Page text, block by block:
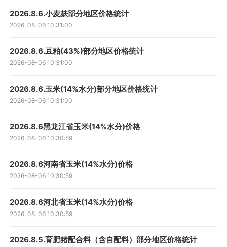
2026.8.6.小麦麸部分地区价格统计
2026-08-06 10:31:00
2026.8.6.豆粕(43%)部分地区价格统计
2026-08-06 10:31:00
2026.8.6.玉米(14%水分)部分地区价格统计
2026-08-06 10:31:00
2026.8.6黑龙江省玉米(14%水分)价格
2026-08-06 10:30:59
2026.8.6河南省玉米(14%水分)价格
2026-08-06 10:30:59
2026.8.6河北省玉米(14%水分)价格
2026-08-06 10:30:59
2026.8.5.育肥猪配合料（含自配料）部分地区价格统计